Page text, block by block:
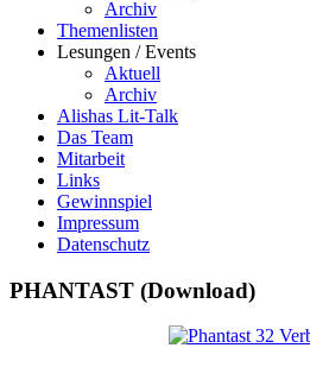
Archiv
Themenlisten
Lesungen / Events
Aktuell
Archiv
Alishas Lit-Talk
Das Team
Mitarbeit
Links
Gewinnspiel
Impressum
Datenschutz
PHANTAST (Download)